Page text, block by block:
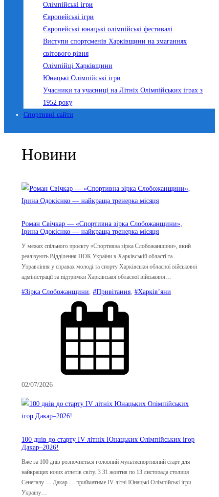
Олімпійські ігри
Європейські ігри
Європейські юнацькі олімпійські фестивалі
Виступи спортсменів Харківщини на змаганнях
світового рівня
Олімпійці Харківщини
Юнацькі Олімпійські ігри
Учасники та учасниці на Літніх Олімпійських іграх з
1952 року
Спортивні сайти
Новини
Роман Свічкар — «Спортивна зірка Слобожанщини»,
Ірина Одокієнко — найкраща тренерка місяця
У межах спільного проєкту «Спортивна зірка Слобожанщини», який
реалізують Відділення НОК України в Харківській області та
Управління у справах молоді та спорту Харківської обласної військової
адміністрації за підтримки Харківської обласної військової…
#Зірка Слобожанщини #Привітання #Харків’яни
02/07/2026
100 днів до старту IV літніх Юнацьких Олімпійських ігор
Дакар–2026!
Вже за 100 днів розпочнеться головний мультиспортивний старт для
найкращих юних атлетів світу. З 31 жовтня по 13 листопада столиця
Сенегалу — Дакар — прийматиме IV літні Юнацькі Олімпійські ігри.
Україну…